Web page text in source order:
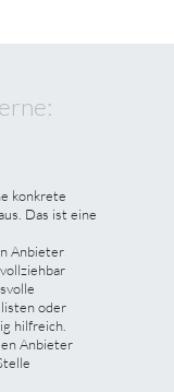
konkrete
Das ist eine
Anbieter
oder
hilfreich.
Anbieter